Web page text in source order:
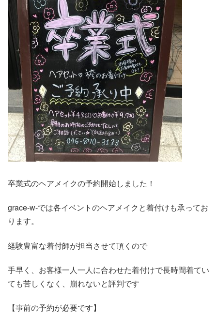
卒業式のヘアメイクの予約開始しました！
grace-w-では各イベントのヘアメイクと着付けも承ってお
ります。
経験豊富な着付師が担当させて頂くので
手早く、お客様一人一人に合わせた着付けで長時間着てい
ても苦しくなく、崩れないと評判です
【事前の予約が必要です】